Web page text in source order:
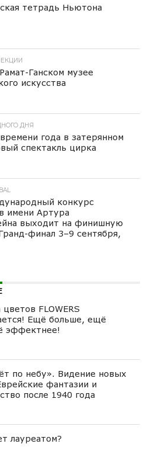
тетрадь Ньютона
Ганском музее
искусства
ДНЯ
года в затерянном
спектакль цирка
конкурс
имени Артура
выходит на финишную
финал 3–9 сентября,
FLOWERS
Ещё больше, ещё
эффектнее!
по небу». Видение новых
фантазии и
после 1940 года
лауреатом?